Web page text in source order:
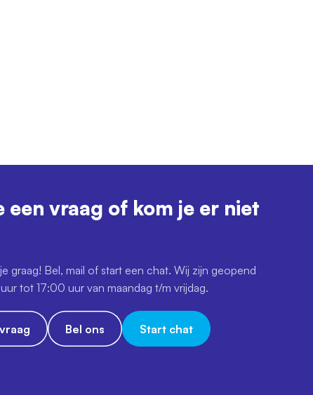
een vraag of kom je er niet
graag! Bel, mail of start een chat. Wij zijn geopend
tot 17:00 uur van maandag t/m vrijdag.
Bel ons Start chat